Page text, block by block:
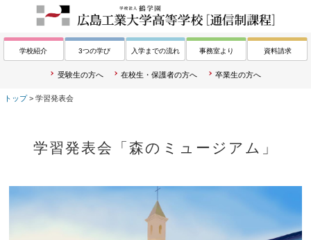
学校紹介 3つの学び 入学までの流れ 事務室より 資料請求
受験生の方へ 在校生・保護者の方へ 卒業生の方へ
トップ> 学習発表会
学習発表会「森のミュージアム」